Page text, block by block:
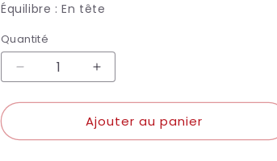
Équilibre : En tête
Quantité
Réduire
quantité
BABOLAT
Augmenter
quantité
de
BABOLAT
Ajouter au panier